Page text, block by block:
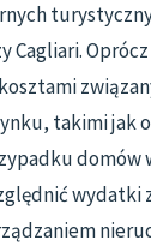
Cagliari.
takimi jak
domów
wydatki